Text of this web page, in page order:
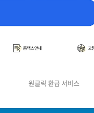
원클릭 환급 서비스